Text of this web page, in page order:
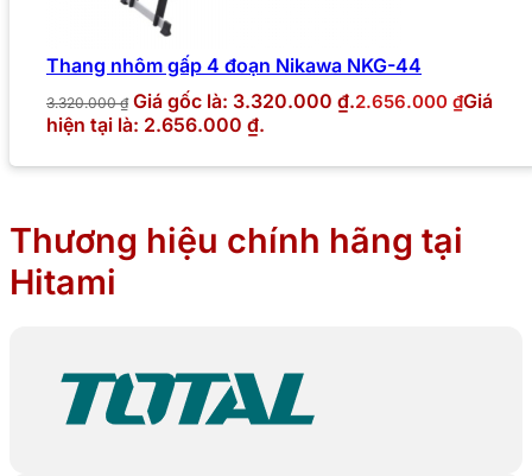
Thang nhôm gấp 4 đoạn Nikawa NKG-44
3.320.000₫ Giá gốc là: 3.320.000 ₫.2.656.000 ₫Giá
hiện tại là: 2.656.000 ₫.
Thương hiệu chính hãng tại
Hitami